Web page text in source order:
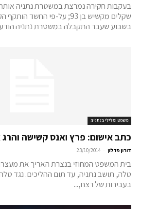
בעקבות חקירה נמרצת במשטרת נתניה
שקלים מקשיש בן 93; על-פי החשד
בשבוע שעבר התקבלה במשטרת נתניה
משפט ופלילי בנתניה
כתב אישום: פרץ ואנס קשישה
דורון פדלון -
23/10/2014
בית המשפט המחוזי בנצרת האריך את
טלה, תושב נתניה, עד תום ההליכים. נגד
בעבירות של רצח,...